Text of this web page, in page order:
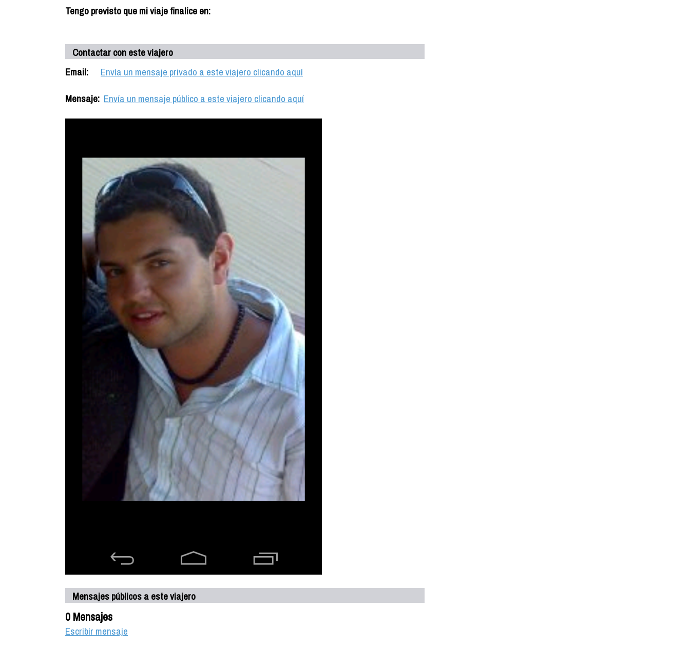
Tengo previsto que mi viaje finalice en:
Contactar con este viajero
Email:
Envía un mensaje privado a este viajero clicando aquí
Mensaje: Envía un mensaje público a este viajero clicando aquí
Mensajes públicos a este viajero
0 Mensajes
Escribir mensaje